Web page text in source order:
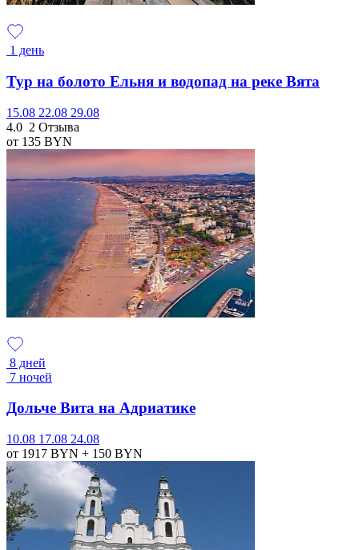
1 день
Тур на болото Ельня и водопад на реке Вята
15.08 22.08 29.08
4.0 2 Отзыва
от 135 BYN
8 дней
7 ночей
Дольче Вита на Адриатике
10.08 17.08 24.08
от 1917 BYN + 150 BYN